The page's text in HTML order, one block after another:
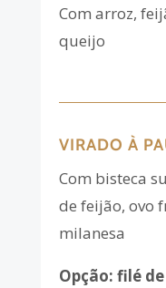
Com arroz,
queijo
VIRADO À
Com bisteca
de feijão, ovo
milanesa
Opção: filéde